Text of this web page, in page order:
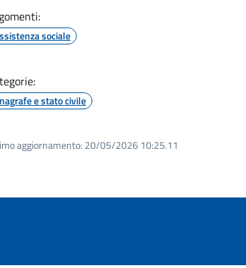
sociale
e stato civile
aggiornamento: 20/05/2026 10:25.11